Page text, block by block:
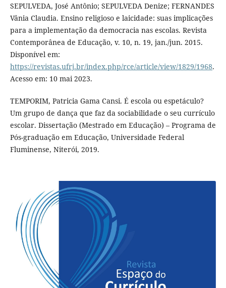
SEPULVEDA, José Antônio; SEPULVEDA Denize; FERNANDES
Vânia Claudia. Ensino religioso e laicidade: suas implicações
para a implementação da democracia nas escolas. Revista
Contemporânea de Educação, v. 10, n. 19, jan./jun. 2015.
Disponível em:
https://revistas.ufrj.br/index.php/rce/article/view/1829/1968.
Acesso em: 10 mai 2023.
TEMPORIM, Patricia Gama Cansi. É escola ou espetáculo?
Um grupo de dança que faz da sociabilidade o seu currículo
escolar. Dissertação (Mestrado em Educação) – Programa de
Pós-graduação em Educação, Universidade Federal
Fluminense, Niterói, 2019.